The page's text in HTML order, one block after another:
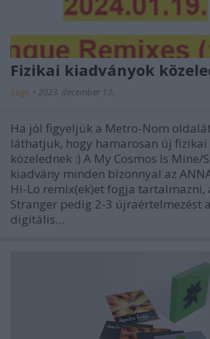
Fizikai kiadványok
Szigi. • 2023. december 13.
Ha jól figyeljük a Metro-Nom
láthatjuk, hogy hamarosan új
közelednek :) A My Cosmos Is Mine/
kiadvány minden bizonnyal az
Hi-Lo remix(ek)et fogja tartalmazni,
Stranger pedig 2-3 újraértelmezést
digitális…